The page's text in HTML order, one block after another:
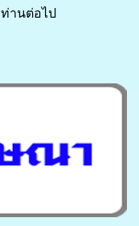
านต่อไป